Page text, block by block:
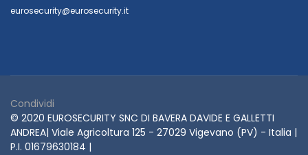
eurosecurity@eurosecurity.it
Condividi
© 2020 EUROSECURITY SNC DI BAVERA DAVIDE E GALLETTI
ANDREA| Viale Agricoltura 125 - 27029 Vigevano (PV) - Italia |
P.I. 01679630184 |